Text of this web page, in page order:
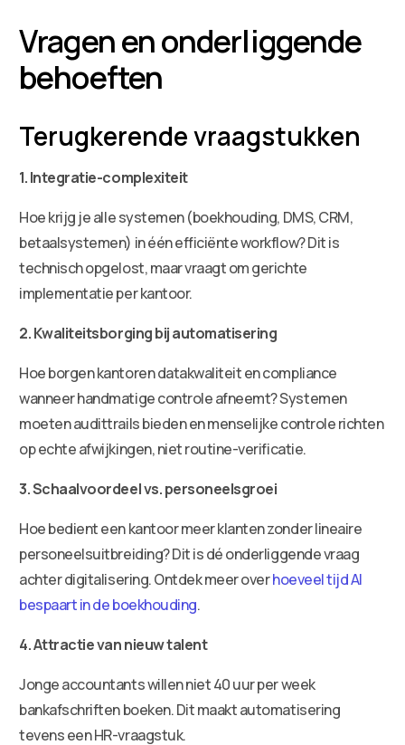
Vragen en onderliggende
behoeften
Terugkerende vraagstukken
1. Integratie-complexiteit
Hoe krijg je alle systemen (boekhouding, DMS, CRM,
betaalsystemen) in één efficiënte workflow? Dit is
technisch opgelost, maar vraagt om gerichte
implementatie per kantoor.
2. Kwaliteitsborging bij automatisering
Hoe borgen kantoren datakwaliteit en compliance
wanneer handmatige controle afneemt? Systemen
moeten audittrails bieden en menselijke controle richten
op echte afwijkingen, niet routine-verificatie.
3. Schaalvoordeel vs. personeelsgroei
Hoe bedient een kantoor meer klanten zonder lineaire
personeelsuitbreiding? Dit is dé onderliggende vraag
achter digitalisering. Ontdek meer overhoeveel tijd AI
bespaart in de boekhouding.
4. Attractie van nieuw talent
Jonge accountants willen niet 40 uur per week
bankafschriften boeken. Dit maakt automatisering
tevens een HR-vraagstuk.